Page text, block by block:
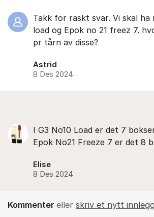
Takk for raskt svar. Vi skal ha
load og Epok no 21 freez 7.
pr tårn av disse?
Astrid
8 Des 2024
I G3 No10 Load er det 7
Epok No21 Freeze 7 er det 8
Elise
8 Des 2024
Kommenter eller skriv et nytt innlegg